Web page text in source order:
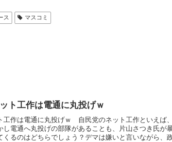
ス マスコミ
ト工作は電通に丸投げｗ
工作は電通に丸投げｗ 自民党のネット工作といえば
し電通へ丸投げの部隊があることも、片山さつき氏が
くるのはどちらでしょう？デマは嫌いと言いながら、